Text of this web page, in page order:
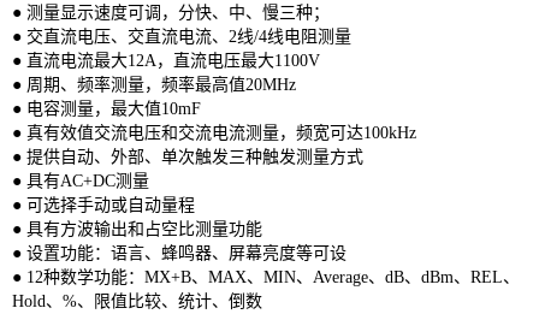
● 测量显示速度可调，分快、中、慢三种；
● 交直流电压、交直流电流、2线/4线电阻测量
● 直流电流最大12A，直流电压最大1100V
● 周期、频率测量，频率最高值20MHz
● 电容测量，最大值10mF
● 真有效值交流电压和交流电流测量，频宽可达100kHz
● 提供自动、外部、单次触发三种触发测量方式
● 具有AC+DC测量
● 可选择手动或自动量程
● 具有方波输出和占空比测量功能
● 设置功能：语言、蜂鸣器、屏幕亮度等可设
● 12种数学功能：MX+B、MAX、MIN、Average、dB、dBm、REL、
Hold、%、限值比较、统计、倒数